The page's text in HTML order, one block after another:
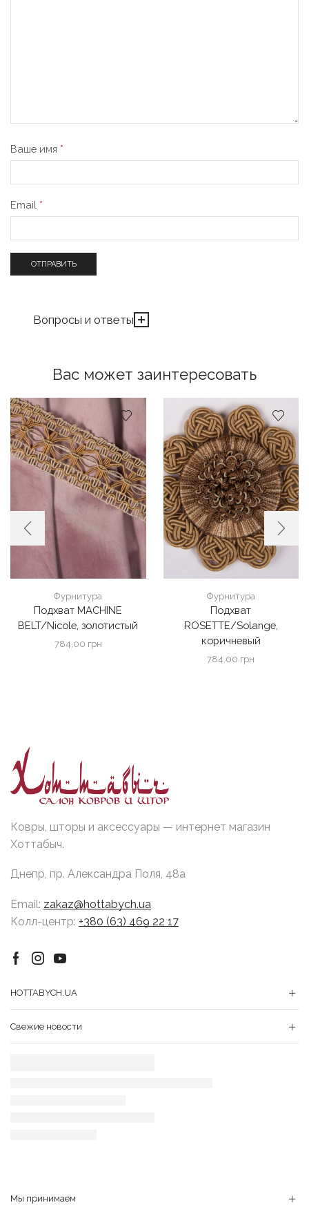
Ваше имя *
Email *
Вопросы и ответы
Вас может заинтересовать
Фурнитура
Подхват MACHINE
BELT/Nicole, золотистый
784,00 грн
Фурнитура
Подхват
ROSETTE/Solange,
коричневый
784,00 грн
Ковры, шторы и аксессуары — интернет магазин
Хоттабыч.
Днепр, пр. Александра Поля, 48а
Email: zakaz@hottabych.ua
Колл-центр: +380 (63) 469 22 17
Facebook
Instagram
Youtube
HOTTABYCH.UA
Свежие новости
Мы принимаем